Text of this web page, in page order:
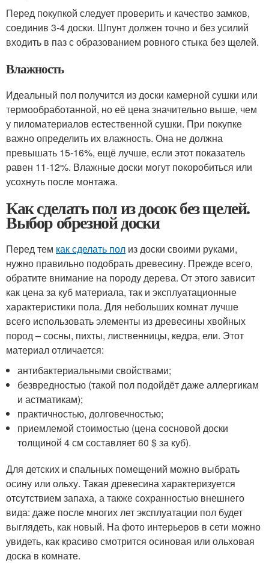
Перед покупкой следует проверить и качество замков,
соединив 3-4 доски. Шпунт должен точно и без усилий
входить в паз с образованием ровного стыка без щелей.
Влажность
Идеальный пол получится из доски камерной сушки или
термообработанной, но её цена значительно выше, чем
у пиломатериалов естественной сушки. При покупке
важно определить их влажность. Она не должна
превышать 15-16%, ещё лучше, если этот показатель
равен 11-12%. Влажные доски могут покоробиться или
усохнуть после монтажа.
Как сделать пол из досок без щелей.
Выбор обрезной доски
Перед тем как сделать пол из доски своими руками,
нужно правильно подобрать древесину. Прежде всего,
обратите внимание на породу дерева. От этого зависит
как цена за куб материала, так и эксплуатационные
характеристики пола. Для небольших комнат лучше
всего использовать элементы из древесины хвойных
пород – сосны, пихты, лиственницы, кедра, ели. Этот
материал отличается:
антибактериальными свойствами;
безвредностью (такой пол подойдёт даже аллергикам
и астматикам);
практичностью, долговечностью;
приемлемой стоимостью (цена сосновой доски
толщиной 4 см составляет 60 $ за куб).
Для детских и спальных помещений можно выбрать
осину или ольху. Такая древесина характеризуется
отсутствием запаха, а также сохранностью внешнего
вида: даже после многих лет эксплуатации пол будет
выглядеть, как новый. На фото интерьеров в сети можно
увидеть, как красиво смотрится осиновая или ольховая
доска в комнате.